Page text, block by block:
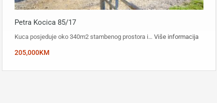
Petra Kocica 85/17
Kuca posjeduje oko 340m2 stambenog prostora i… Više informacija
205,000KM